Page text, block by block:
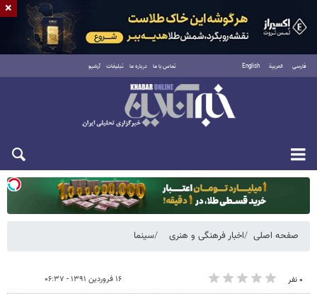
فارسی العربية English تماس با ما درباره ما تبلیغات آرشیو
یکشنبه ۱۸ مرداد ۱۴۰۵
صفحه اصلی اخبار فرهنگی و هنری سینما
۰ نفر ۱۶ فروردین ۱۳۹۱ - ۰۶:۳۷
×